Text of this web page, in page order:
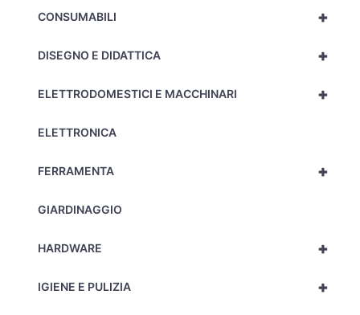
+
CONSUMABILI
+
DISEGNO E DIDATTICA
+
ELETTRODOMESTICI E MACCHINARI
ELETTRONICA
+
FERRAMENTA
GIARDINAGGIO
+
HARDWARE
+
IGIENE E PULIZIA